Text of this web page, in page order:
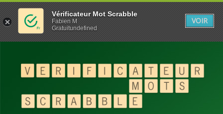
Vérificateur Mot Scrabble
Fabien M
Gratuitundefined
VOIR